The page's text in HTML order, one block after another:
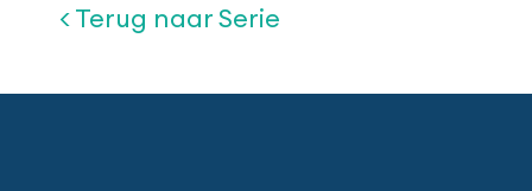
< Terug naar Serie